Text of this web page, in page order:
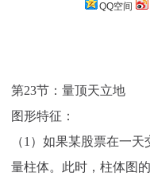
QQ空间
第23节：量顶天立地
图形特征：
（1）如果某股票在一
量柱体。此时，柱体图